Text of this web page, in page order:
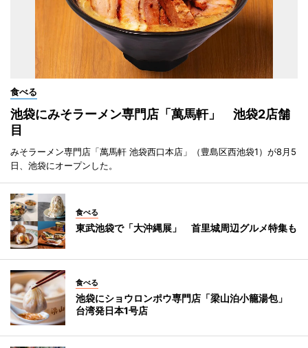
食べる
池袋にみそラーメン専門店「萬馬軒」 池袋2店舗
目
みそラーメン専門店「萬馬軒 池袋西口本店」（豊島区西池袋1）が8月5
日、池袋にオープンした。
食べる
東武池袋で「大沖縄展」 首里城周辺グルメ特集も
食べる
池袋にショウロンポウ専門店「梁山泊小籠湯包」
台湾発日本1号店